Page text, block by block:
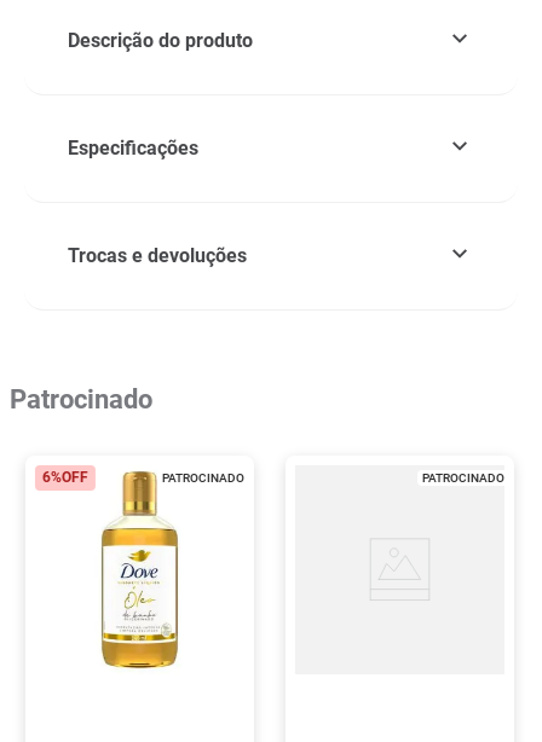
Descrição do produto
Especificações
Trocas e devoluções
Patrocinado
PATROCINADO
6%OFF PATROCINADO